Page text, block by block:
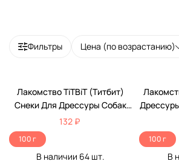
Фильтры Цена (по возрастанию)
Лакомство TiTBiT (Титбит)
Снеки Для Дрессуры Собак
Индейка 100г 025697
132 ₽
100 г
В наличии 64 шт.
100 г
В